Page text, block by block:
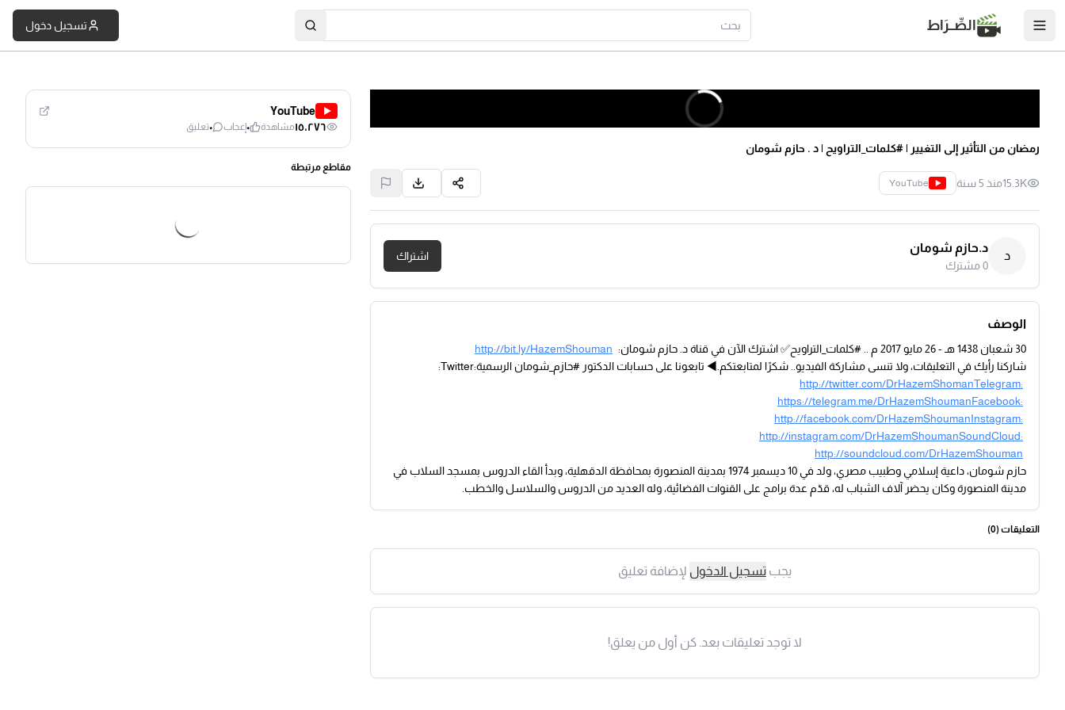
الصِّــرَاط تسجيل دخول
رمضان من التأثير إلى التغيير | #كلمات_التراويح | د . حازم شومان
15.3Kمنذ 5 سنة YouTube
د
د.حازم شومان
0مشترك
اشتراك
الوصف
30 شعبان 1438 هـ - 26 مايو 2017 م .. #كلمات_التراويح✅ اشترك الآن في قناة د. حازم شومان:
http://bit.ly/HazemShouman
شاركنا رأيك في التعليقات، ولا تنسى مشاركة الفيديو.. شكرًا لمتابعتكم.◀ تابعونا على حسابات الدكتور #حازم_شومان الرسمية:Twitter:
http://twitter.com/DrHazemShomanTelegram:
https://telegram.me/DrHazemShoumanFacebook:
http://facebook.com/DrHazemShoumanInstagram:
http://instagram.com/DrHazemShoumanSoundCloud:
http://soundcloud.com/DrHazemShouman
حازم شومان، داعية إسلامي وطبيب مصري، ولد في 10 ديسمبر 1974 بمدينة المنصورة بمحافظة الدقهلية، وبدأ القاء الدروس بمسجد السلاب في
مدينة المنصورة وكان يحضر آلاف الشباب له، قدّم عدة برامج على القنوات الفضائية، وله العديد من الدروس والسلاسل والخطب.
التعليقات (0
)
يجبتسجيل الدخول لإضافة تعليق
لا توجد تعليقات بعد. كن أول من يعلق!
YouTube
١٥٬٢٧٦مشاهدة ٠إعجاب ٠تعليق
مقاطع مرتبطة